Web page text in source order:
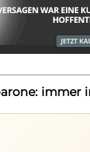
immer